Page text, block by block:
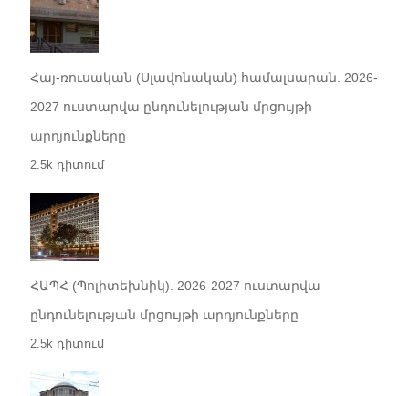
Հայ-ռուսական (Սլավոնական) համալսարան. 2026-
2027 ուստարվա ընդունելության մրցույթի
արդյունքները
2.5k դիտում
ՀԱՊՀ (Պոլիտեխնիկ). 2026-2027 ուստարվա
ընդունելության մրցույթի արդյունքները
2.5k դիտում